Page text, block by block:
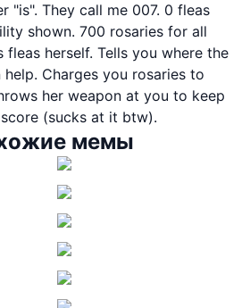
"is". They call me 007. 0 fleas
shown. 700 rosaries for all
fleas herself. Tells you where the
Charges you rosaries to
her weapon at you to keep
(sucks at it btw).
мемы